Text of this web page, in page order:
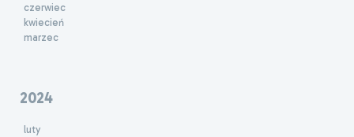
czerwiec
kwiecień
marzec
2024
luty